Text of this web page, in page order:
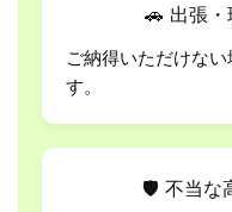
🚗 出張
ご納得いただけな
す。
🛡 不当な